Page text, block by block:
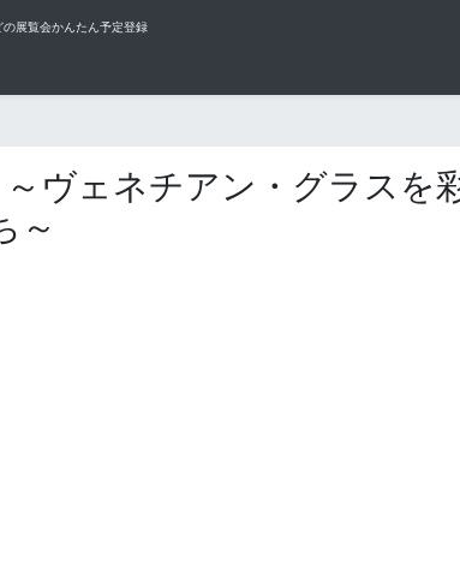
展覧会かんたん予定登録
ヴェネチアン・グラスを
～